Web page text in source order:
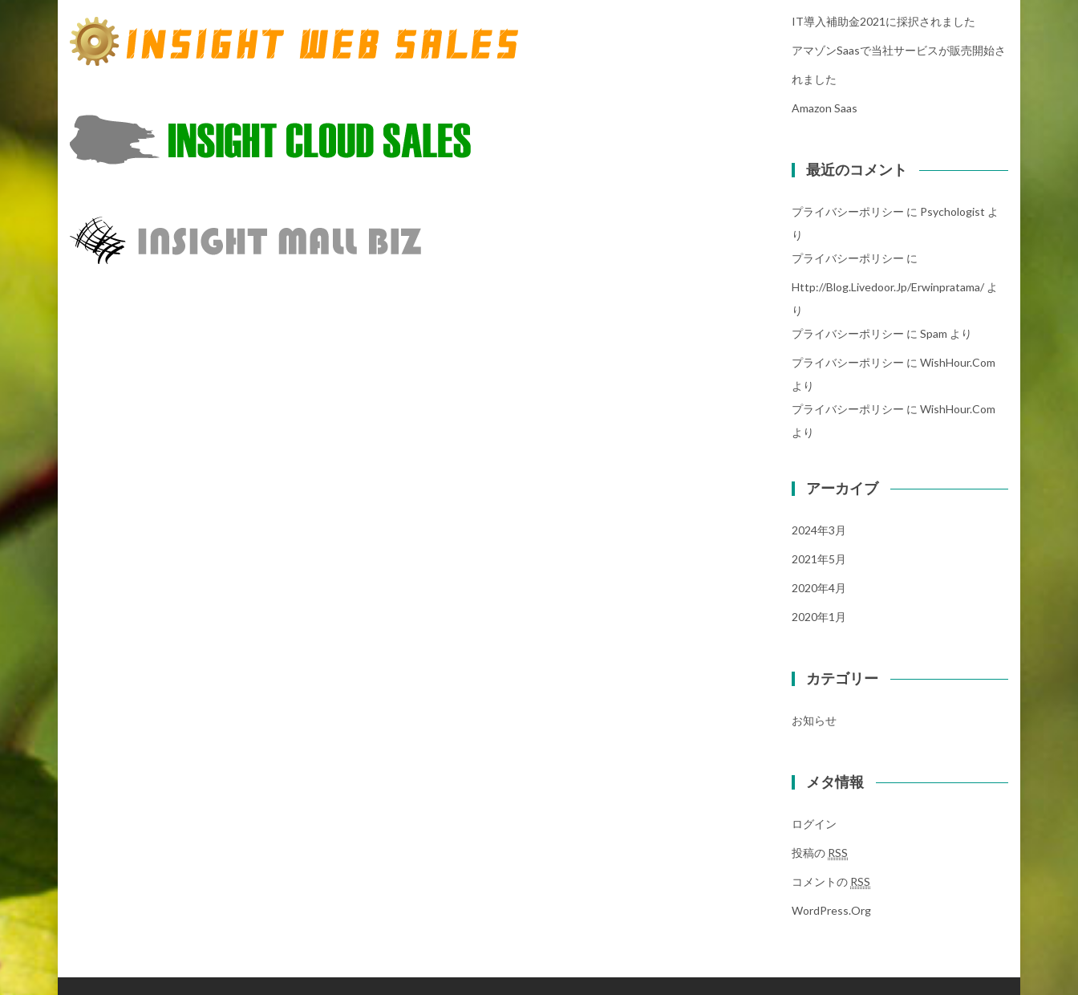
IT導入補助金2021に採択されました
アマゾンsaasで当社サービスが販売開始さ
れました
Amazon Saas
最近のコメント
プライバシーポリシー に Psychologist よ
り
プライバシーポリシー に
Http://blog.livedoor.jp/erwinpratama/ よ
り
プライバシーポリシー に Spam より
プライバシーポリシー に WishHour.Com
より
プライバシーポリシー に WishHour.Com
より
アーカイブ
2024年3月
2021年5月
2020年4月
2020年1月
カテゴリー
お知らせ
メタ情報
ログイン
投稿の RSS
コメントの RSS
WordPress.org